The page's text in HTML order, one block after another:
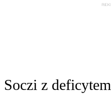
Soczi z deficytem